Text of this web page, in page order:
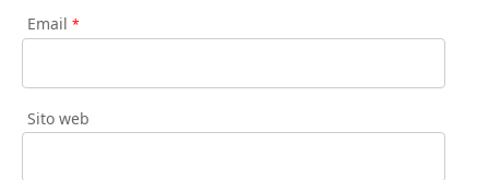
Email *
Sito web